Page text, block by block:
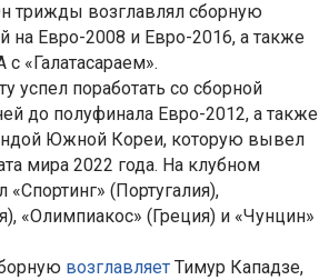
трижды возглавлял сборную
на Евро-2008 и Евро-2016, а также
«Галатасараем».
успел поработать со сборной
до полуфинала Евро-2012, а также
Южной Кореи, которую вывел
мира 2022 года. На клубном
(Португалия),
«Олимпиакос» (Греция) и «Чунцин»
возглавляет Тимур Кападзе,